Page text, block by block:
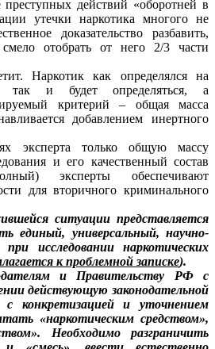
преступных действий «оборотней в
утечки наркотика многого не
доказательство разбавить,
отобрать от него 2/3 части
Наркотик как определялся на
так и будет определяться, а
критерий – общая масса
добавлением инертного
эксперта только общую массу
и его качественный состав
эксперты обеспечивают
для вторичного криминального
ситуации представляется
единый, универсальный, научно-
исследовании наркотических
к проблемной записке).
и Правительству РФ с
действующую законодательной
конкретизацией и уточнением
«наркотическим средством»,
Необходимо разграничить